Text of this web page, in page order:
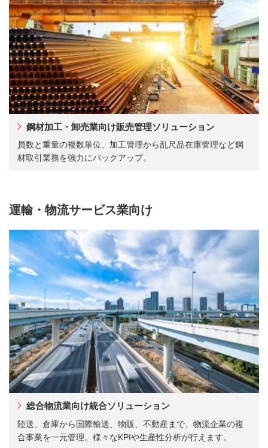
鋼材加工・卸売業向け販売管理ソリューション
員数と重量の複数単位、加工管理から乱尺品在庫管理など鋼
材取引業務を強力にバックアップ。
運輸・物流サービス業向け
総合物流業向け統合ソリューション
陸送、倉庫から国際輸送、物販、不動産まで、物流企業の複
合事業を一元管理。様々なKPIや生産性分析が行えます。